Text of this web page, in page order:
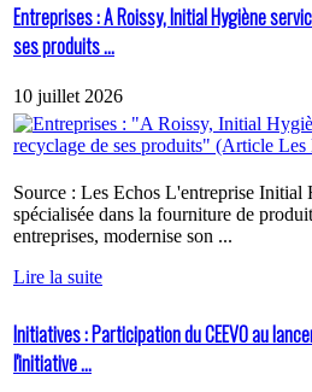
Entreprises : A Roissy, Initial Hygiène
ses produits ...
10 juillet 2026
Source : Les Echos L'entreprise Initial
spécialisée dans la fourniture de
entreprises, modernise son ...
Lire la suite
Initiatives : Participation du CEEVO au
l'initiative ...